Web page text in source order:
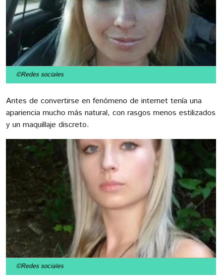
©Redes sociales
Antes de convertirse en fenómeno de internet tenía una
apariencia mucho más natural, con rasgos menos estilizados
y un maquillaje discreto.
©Redes sociales